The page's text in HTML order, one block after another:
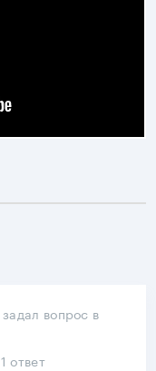
задал вопрос в
1 ответ